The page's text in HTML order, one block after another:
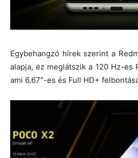
Egybehangzó hírek szerint a
alapja, ez meglátszik a 120 Hz-es
ami 6,67″-es és Full HD+